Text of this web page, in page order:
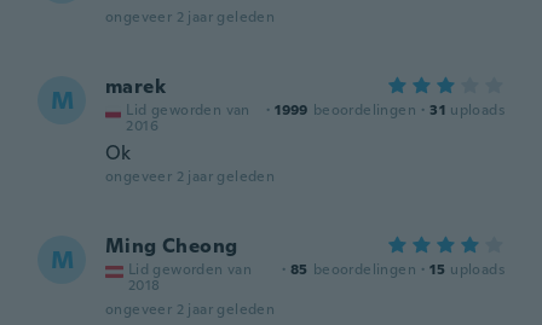
ongeveer 2 jaar geleden
M marek
Lid geworden van
2016
· 1999 beoordelingen · 31 uploads
Ok
ongeveer 2 jaar geleden
M Ming Cheong
Lid geworden van
2018
· 85 beoordelingen · 15 uploads
ongeveer 2 jaar geleden